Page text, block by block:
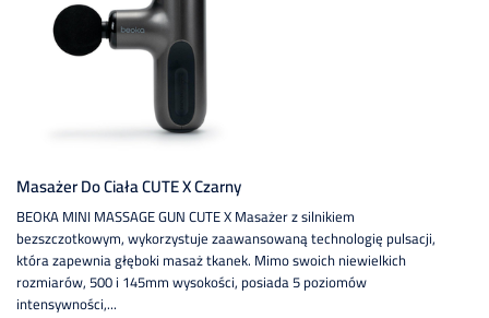
Masażer Do Ciała CUTE X Czarny
BEOKA MINI MASSAGE GUN CUTE X Masażer z silnikiem
bezszczotkowym, wykorzystuje zaawansowaną technologię pulsacji,
która zapewnia głęboki masaż tkanek. Mimo swoich niewielkich
rozmiarów, 500 i 145mm wysokości, posiada 5 poziomów
intensywności,...